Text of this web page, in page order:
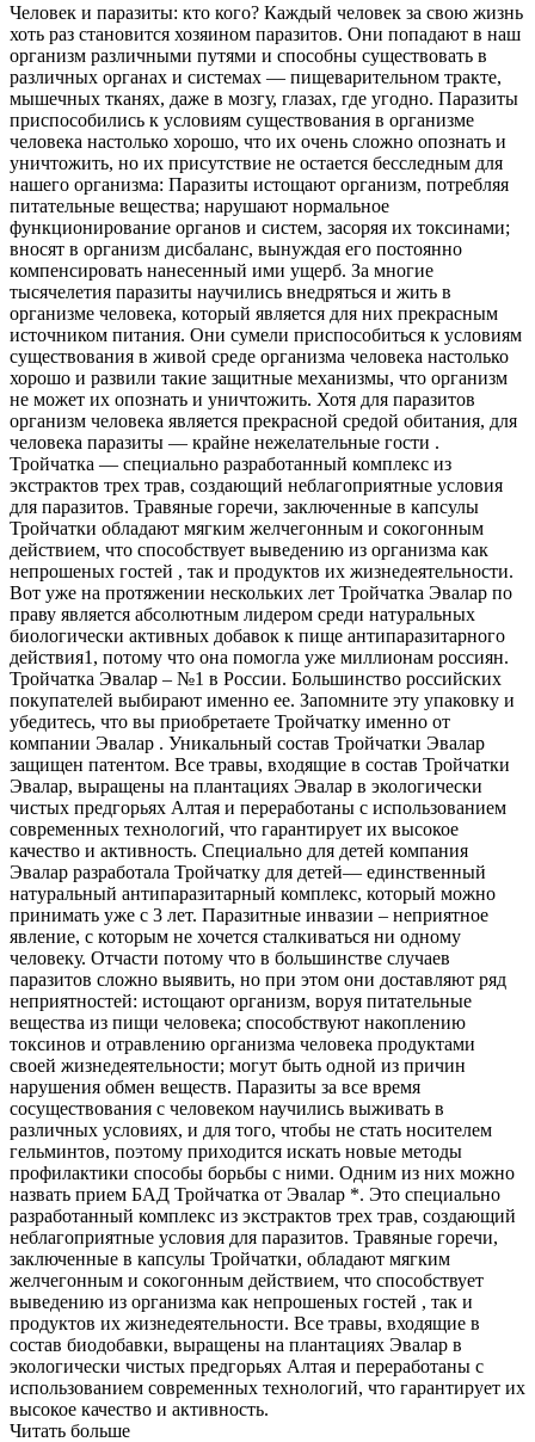
Человек и паразиты: кто кого? Каждый человек за свою жизнь
хоть раз становится хозяином паразитов. Они попадают в наш
организм различными путями и способны существовать в
различных органах и системах — пищеварительном тракте,
мышечных тканях, даже в мозгу, глазах, где угодно. Паразиты
приспособились к условиям существования в организме
человека настолько хорошо, что их очень сложно опознать и
уничтожить, но их присутствие не остается бесследным для
нашего организма: Паразиты истощают организм, потребляя
питательные вещества; нарушают нормальное
функционирование органов и систем, засоряя их токсинами;
вносят в организм дисбаланс, вынуждая его постоянно
компенсировать нанесенный ими ущерб. За многие
тысячелетия паразиты научились внедряться и жить в
организме человека, который является для них прекрасным
источником питания. Они сумели приспособиться к условиям
существования в живой среде организма человека настолько
хорошо и развили такие защитные механизмы, что организм
не может их опознать и уничтожить. Хотя для паразитов
организм человека является прекрасной средой обитания, для
человека паразиты — крайне нежелательные гости .
Тройчатка — специально разработанный комплекс из
экстрактов трех трав, создающий неблагоприятные условия
для паразитов. Травяные горечи, заключенные в капсулы
Тройчатки обладают мягким желчегонным и сокогонным
действием, что способствует выведению из организма как
непрошеных гостей , так и продуктов их жизнедеятельности.
Вот уже на протяжении нескольких лет Тройчатка Эвалар по
праву является абсолютным лидером среди натуральных
биологически активных добавок к пище антипаразитарного
действия1, потому что она помогла уже миллионам россиян.
Тройчатка Эвалар – №1 в России. Большинство российских
покупателей выбирают именно ее. Запомните эту упаковку и
убедитесь, что вы приобретаете Тройчатку именно от
компании Эвалар . Уникальный состав Тройчатки Эвалар
защищен патентом. Все травы, входящие в состав Тройчатки
Эвалар, выращены на плантациях Эвалар в экологически
чистых предгорьях Алтая и переработаны с использованием
современных технологий, что гарантирует их высокое
качество и активность. Специально для детей компания
Эвалар разработала Тройчатку для детей— единственный
натуральный антипаразитарный комплекс, который можно
принимать уже с 3 лет. Паразитные инвазии – неприятное
явление, с которым не хочется сталкиваться ни одному
человеку. Отчасти потому что в большинстве случаев
паразитов сложно выявить, но при этом они доставляют ряд
неприятностей: истощают организм, воруя питательные
вещества из пищи человека; способствуют накоплению
токсинов и отравлению организма человека продуктами
своей жизнедеятельности; могут быть одной из причин
нарушения обмен веществ. Паразиты за все время
сосуществования с человеком научились выживать в
различных условиях, и для того, чтобы не стать носителем
гельминтов, поэтому приходится искать новые методы
профилактики способы борьбы с ними. Одним из них можно
назвать прием БАД Тройчатка от Эвалар *. Это специально
разработанный комплекс из экстрактов трех трав, создающий
неблагоприятные условия для паразитов. Травяные горечи,
заключенные в капсулы Тройчатки, обладают мягким
желчегонным и сокогонным действием, что способствует
выведению из организма как непрошеных гостей , так и
продуктов их жизнедеятельности. Все травы, входящие в
состав биодобавки, выращены на плантациях Эвалар в
экологически чистых предгорьях Алтая и переработаны с
использованием современных технологий, что гарантирует их
высокое качество и активность.
Читать больше